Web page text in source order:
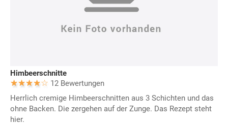
Himbeerschnitte
12 Bewertungen
Herrlich cremige Himbeerschnitten aus 3 Schichten und das
ohne Backen. Die zergehen auf der Zunge. Das Rezept steht
hier.